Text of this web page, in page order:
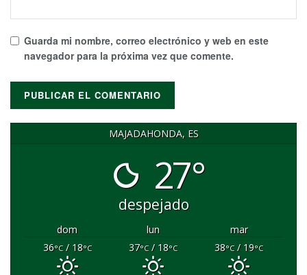
Guarda mi nombre, correo electrónico y web en este
navegador para la próxima vez que comente.
MAJADAHONDA, ES
27°
despejado
dom lun
mar
36°C/ 18°C 37°C/ 18°C 38°C/ 19°C